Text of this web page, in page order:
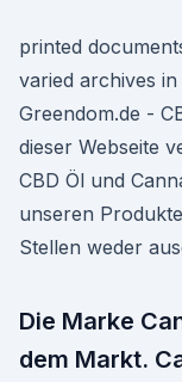
printed
varied archives
Greendom.de -
dieser Webseite
CBD Öl und
unseren
Stellen weder
Die Marke
dem Markt.